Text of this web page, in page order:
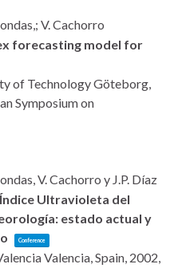
V. Cachorro
forecasting model for
of TechnologyGöteborg,
Symposium on
V. Cachorro y J.P. Díaz
Ultravioleta del
estado actual y
Conference
Valencia, Spain, 2002,